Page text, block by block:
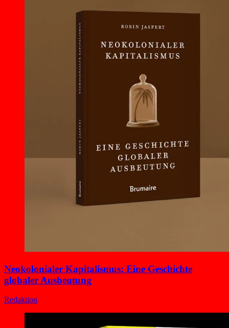
Neokolonialer Kapitalismus: Eine Geschichte
globaler Ausbeutung
Redaktion